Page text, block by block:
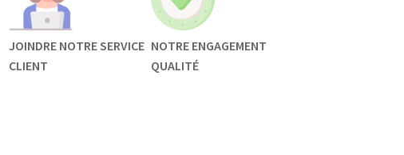
JOINDRE NOTRE SERVICE
CLIENT
NOTRE ENGAGEMENT
QUALITÉ